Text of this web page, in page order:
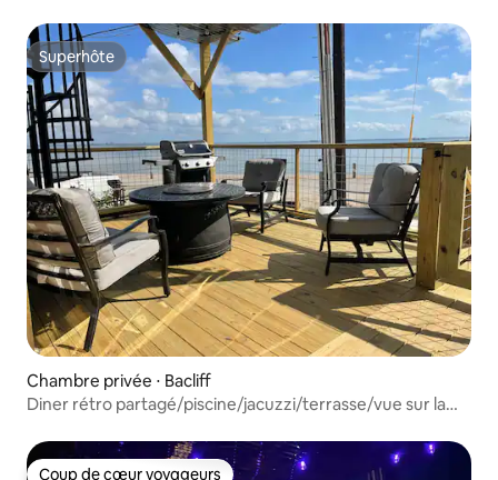
Superhôte
Superhôte
Chambre privée ⋅ Bacliff
Diner rétro partagé/piscine/jacuzzi/terrasse/vue sur la
Coup de cœur voyageurs